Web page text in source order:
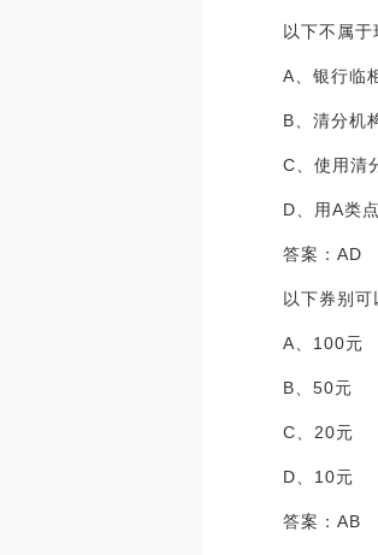
以下不属于
A、银行临
B、清分机
C、使用清
D、用A类
答案：AD
以下券别可
A、100元
B、50元
C、20元
D、10元
答案：AB